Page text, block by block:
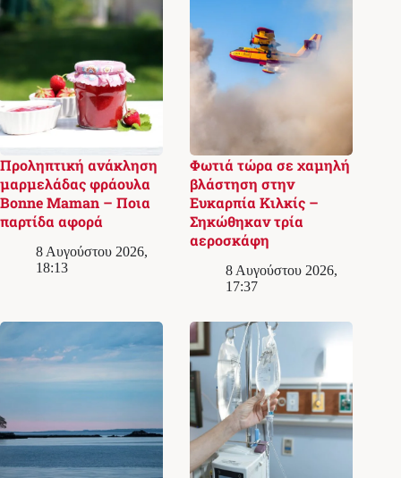
Προληπτική ανάκληση
μαρμελάδας φράουλα
Bonne Maman – Ποια
παρτίδα αφορά
8 Αυγούστου 2026,
18:13
Φωτιά τώρα σε χαμηλή
βλάστηση στην
Ευκαρπία Κιλκίς –
Σηκώθηκαν τρία
αεροσκάφη
8 Αυγούστου 2026,
17:37